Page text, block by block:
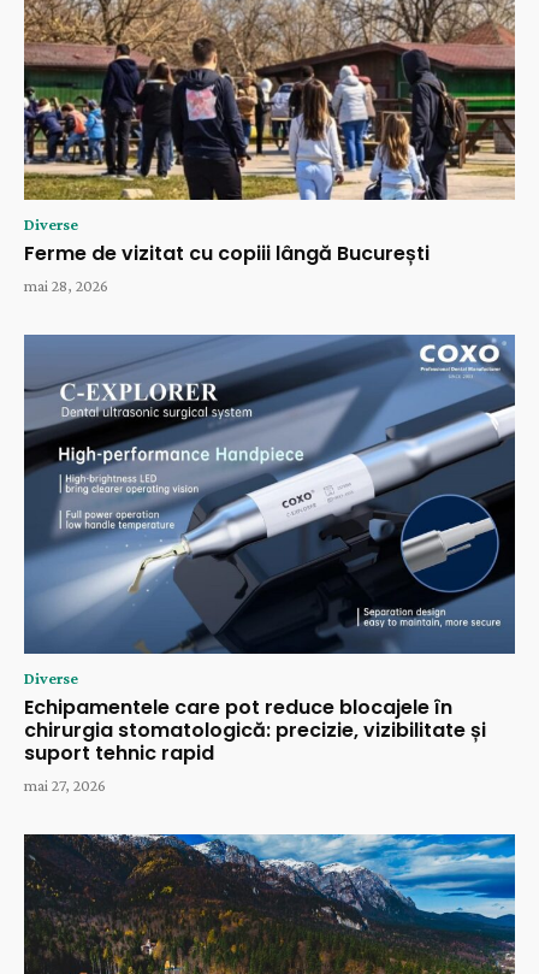
Diverse
Ferme de vizitat cu copiii lângă București
mai 28, 2026
Diverse
Echipamentele care pot reduce blocajele în
chirurgia stomatologică: precizie, vizibilitate și
suport tehnic rapid
mai 27, 2026